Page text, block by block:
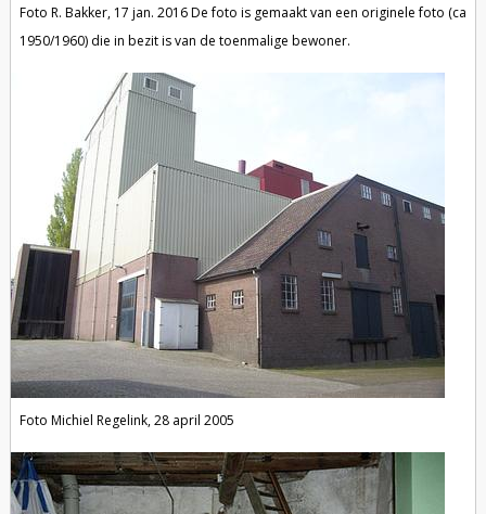
Foto R. Bakker, 17 jan. 2016 De foto is gemaakt van een originele foto (ca
1950/1960) die in bezit is van de toenmalige bewoner.
Foto Michiel Regelink, 28 april 2005